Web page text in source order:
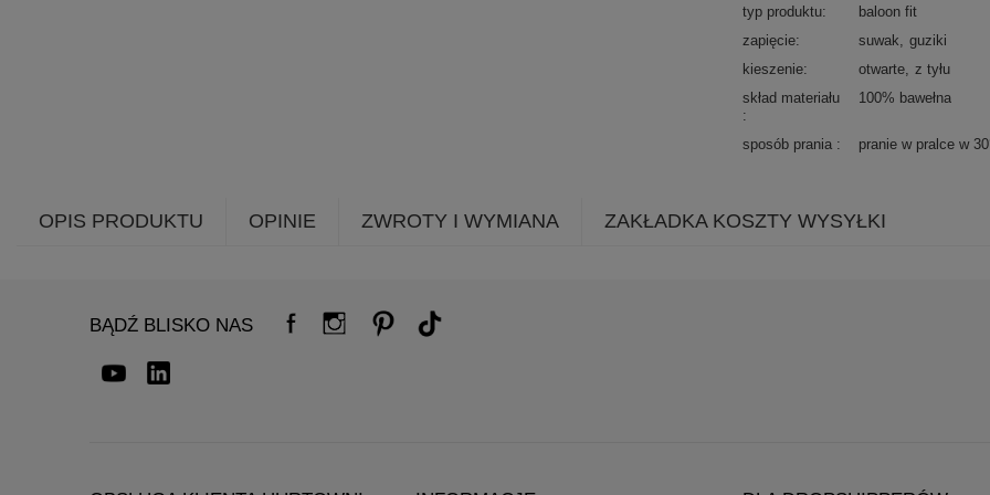
typ produktu
baloon fit
zapięcie
suwak
guziki
kieszenie
otwarte
z tyłu
skład materiału
100% bawełna
sposób prania pranie w pralce w
OPIS PRODUKTU OPINIE ZWROTY I WYMIANA ZAKŁADKA KOSZTY WYSYŁKI
BĄDŹ BLISKO NAS